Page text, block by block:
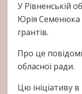
У Рівненській
Юрія Семенюка
грантів.
Про це
обласної ради.
Цю ініціативу